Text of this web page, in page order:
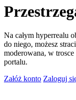
Na całym hyperrealu
do niego, możesz
moderowana, w
portalu.
Załóż konto Zaloguj